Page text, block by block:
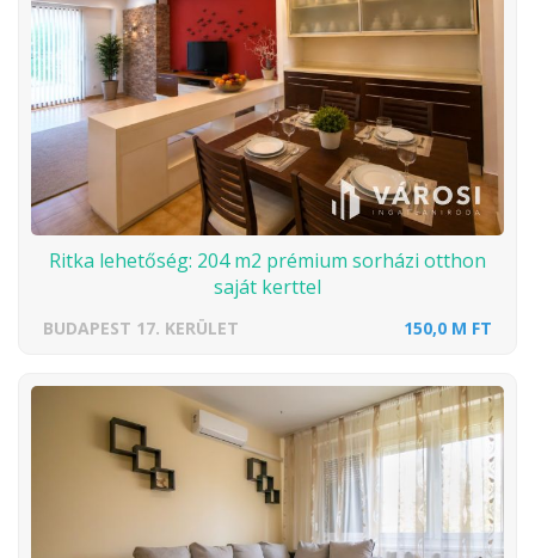
Ritka lehetőség: 204 m2 prémium sorházi otthon
saját kerttel
BUDAPEST 17. KERÜLET 150,0 M FT